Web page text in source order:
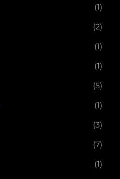
(1)
(2)
(1)
(1)
(5)
(1)
(3)
(7)
(1)